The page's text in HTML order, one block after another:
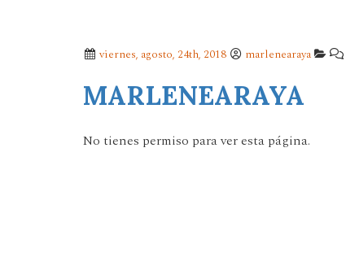
viernes, agosto, 24th, 2018 marlenearaya
MARLENEARAYA
No tienes permiso para ver esta página.